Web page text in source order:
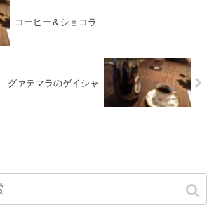
コーヒー＆ショコラ
グァテマラのゲイシャ